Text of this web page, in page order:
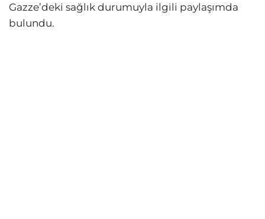
Gazze’deki sağlık durumuyla ilgili paylaşımda
bulundu.